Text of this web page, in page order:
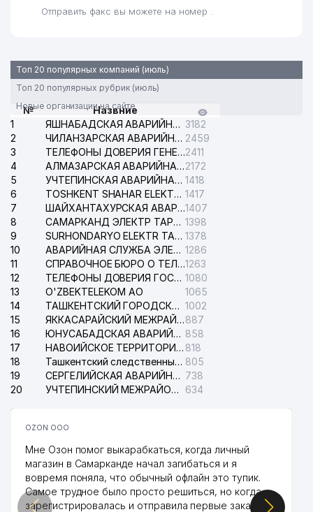
Отправить факс вы можете на номер .
Топ 20 популярных компаний (июль)
Топ 20 популярных рубрик (июль)
Новые организации на сайте
№
Назвние
1
ЯШНАБАДСКАЯ АВАРИЙНАЯ СЛУЖБА ЭЛЕКТРОСЕТИ 3182
2
ЧИЛАНЗАРСКАЯ АВАРИЙНАЯ СЛУЖБА ЭЛЕКТРОСЕТИ 2459
3
ТЕЛЕФОНЫ ДОВЕРИЯ ГЕНЕРАЛЬНОЙ ПРОКУРАТУРЫ РЕСПУБЛИКИ УЗБЕКИСТАН2411
4
АЛМАЗАРСКАЯ АВАРИЙНАЯ СЛУЖБА ЭЛЕКТРОСЕТИ2172
5
УЧТЕПИНСКАЯ АВАРИЙНАЯ СЛУЖБА ЭЛЕКТРОСЕТИ 1418
6
TOSHKENT SHAHAR ELEKTR TARMOQLARI KORXONASI АО 1417
7
ШАЙХАНТАХУРСКАЯ АВАРИЙНАЯ СЛУЖБА ЭЛЕКТРОСЕТИ1407
8
САМАРКАНД ЭЛЕКТР ТАРМОКЛАРИ АО 1398
9
SURHONDARYO ELEKTR TARMOKLARI АО 1378
10
АВАРИЙНАЯ СЛУЖБА ЭЛЕКТРОСЕТИ ТАШКЕНТСКОГО РАЙОНА 1286
11
СПРАВОЧНОЕ БЮРО О ТЕЛЕФОНАХ ОРГАНИЗАЦИЙ г. ТАШКЕНТА1263
12
ТЕЛЕФОНЫ ДОВЕРИЯ ГОСУДАРСТВЕННОГО ЦЕНТРА ТЕСТИРОВАНИЯ 1080
13
O'ZBEKTELEKOM АО
1065
14
ТАШКЕНТСКИЙ ГОРОДСКОЙ СУД ПО ГРАЖДАНСКИМ ДЕЛАМ 1002
15
ЯККАСАРАЙСКИЙ МЕЖРАЙОННЫЙ СУД ПО ГРАЖДАНСКИМ ДЕЛАМ887
16
ЮНУСАБАДСКАЯ АВАРИЙНАЯ СЛУЖБА ЭЛЕКТРОСЕТИ 858
17
НАВОИЙСКОЕ ТЕРРИТОРИАЛЬНОЕ ПРЕДПРИЯТИЕ ЭЛЕКТРОСЕТИ АО 818
18
Ташкентский следственный изолятор 805
19
СЕРГЕЛИЙСКАЯ АВАРИЙНАЯ СЛУЖБА ЭЛЕКТРОСЕТИ 738
20
УЧТЕПИНСКИЙ МЕЖРАЙОННЫЙ СУД ПО ГРАЖДАНСКИМ ДЕЛАМ 634
OZON ООО
Мне Озон помог выкарабкаться, когда личный
магазин в Самарканде начал загибаться и я
вовремя поняла, что обычный офлайн это тупик.
Самое трудное было просто решиться, но когда
зарегистрировалась и отправила первые заказы,